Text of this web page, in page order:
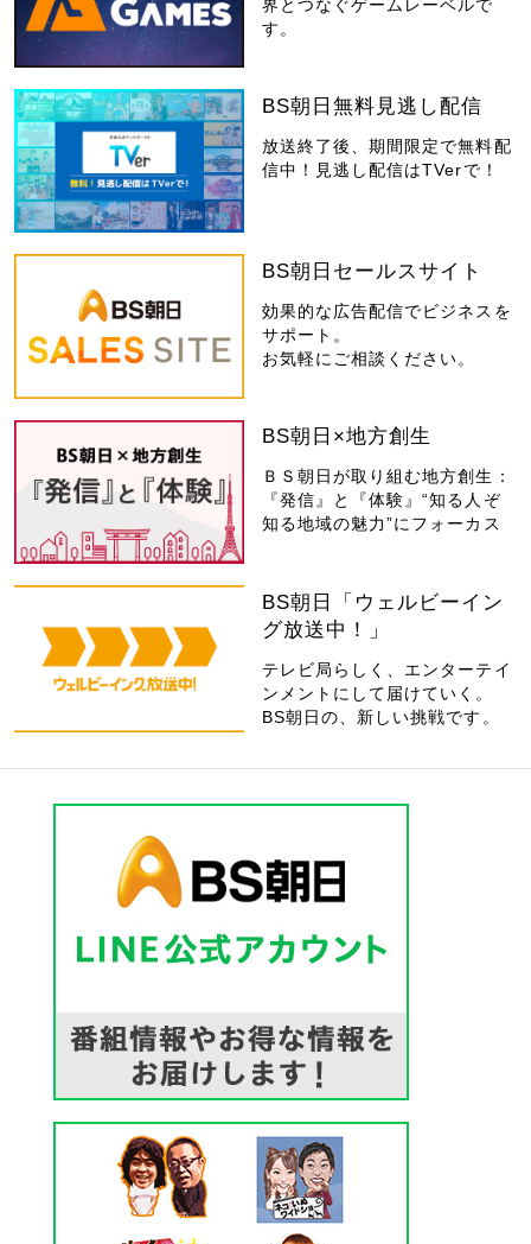
界とつなぐゲームレーベルで
す。
BS朝日無料見逃し配信
放送終了後、期間限定で無料配
信中！見逃し配信はTVerで！
BS朝日セールスサイト
効果的な広告配信でビジネスを
サポート。
お気軽にご相談ください。
BS朝日×地方創生
ＢＳ朝日が取り組む地方創生：
『発信』と『体験』“知る人ぞ
知る地域の魅力”にフォーカス
BS朝日「ウェルビーイン
グ放送中！」
テレビ局らしく、エンターテイ
ンメントにして届けていく。
BS朝日の、新しい挑戦です。